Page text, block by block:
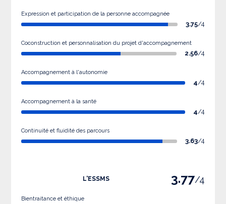
Expression et participation de la personne accompagnée
3.75/4
Coconstruction et personnalisation du projet d'accompagnement
2.56/4
Accompagnement à l'autonomie
4/4
Accompagnement à la santé
4/4
Continuité et fluidité des parcours
3.63/4
L'ESSMS 3.77/4
Bientraitance et éthique